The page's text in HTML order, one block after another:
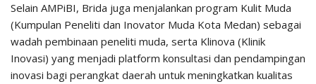
Selain AMPiBI, Brida juga menjalankan program Kulit Muda
(Kumpulan Peneliti dan Inovator Muda Kota Medan) sebagai
wadah pembinaan peneliti muda, serta Klinova (Klinik
Inovasi) yang menjadi platform konsultasi dan pendampingan
inovasi bagi perangkat daerah untuk meningkatkan kualitas